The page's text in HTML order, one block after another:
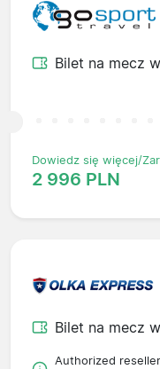
Bilet na mecz
Dowiedz się więcej/
2 996 PLN
Bilet na mecz
Authorized